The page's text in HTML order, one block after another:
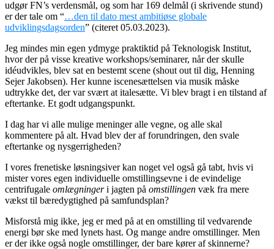
udgør FN’s verdensmål, og som har 169 delmål (i skrivende stund)
er der tale om “…den til dato mest ambitiøse globale
udviklingsdagsorden” (citeret 05.03.2023).
Jeg mindes min egen ydmyge praktiktid på Teknologisk Institut,
hvor der på visse kreative workshops/seminarer, når der skulle
idéudvikles, blev sat en bestemt scene (shout out til dig, Henning
Sejer Jakobsen). Her kunne iscenesættelsen via musik måske
udtrykke det, der var svært at italesætte. Vi blev bragt i en tilstand af
eftertanke. Et godt udgangspunkt.
I dag har vi alle mulige meninger alle vegne, og alle skal
kommentere på alt. Hvad blev der af forundringen, den svale
eftertanke og nysgerrigheden?
I vores frenetiske løsningsiver kan noget vel også gå tabt, hvis vi
mister vores egen individuelle omstillingsevne i de evindelige
centrifugale omlægningeri jagten på omstillingen væk fra mere
vækst til bæredygtighed på samfundsplan?
Misforstå mig ikke, jeg er med på at en omstilling til vedvarende
energi bør ske med lynets hast. Og mange andre omstillinger. Men
er der ikke også nogle omstillinger, der bare kører af skinnerne?